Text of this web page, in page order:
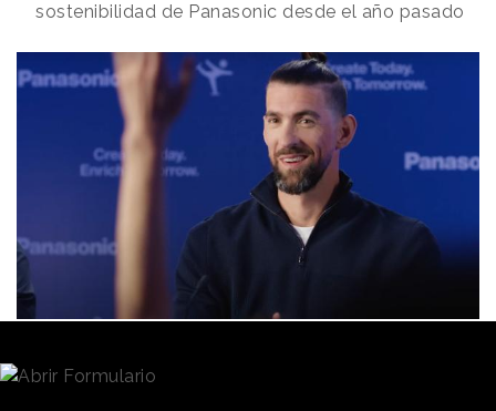
sostenibilidad de Panasonic desde el año pasado
Michael Phelps